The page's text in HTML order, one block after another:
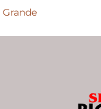
Grande